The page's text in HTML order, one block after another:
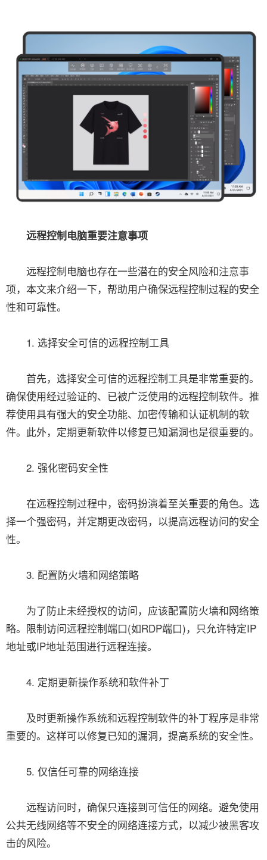
远程控制电脑重要注意事项
远程控制电脑也存在一些潜在的安全风险和注意事
项，本文来介绍一下，帮助用户确保远程控制过程的安全
性和可靠性。
1. 选择安全可信的远程控制工具
首先，选择安全可信的远程控制工具是非常重要的。
确保使用经过验证的、已被广泛使用的远程控制软件。推
荐使用具有强大的安全功能、加密传输和认证机制的软
件。此外，定期更新软件以修复已知漏洞也是很重要的。
2. 强化密码安全性
在远程控制过程中，密码扮演着至关重要的角色。选
择一个强密码，并定期更改密码，以提高远程访问的安全
性。
3. 配置防火墙和网络策略
为了防止未经授权的访问，应该配置防火墙和网络策
略。限制访问远程控制端口(如RDP端口)，只允许特定IP
地址或IP地址范围进行远程连接。
4. 定期更新操作系统和软件补丁
及时更新操作系统和远程控制软件的补丁程序是非常
重要的。这样可以修复已知的漏洞，提高系统的安全性。
5. 仅信任可靠的网络连接
远程访问时，确保只连接到可信任的网络。避免使用
公共无线网络等不安全的网络连接方式，以减少被黑客攻
击的风险。